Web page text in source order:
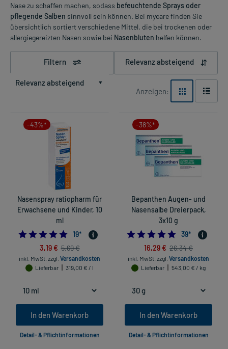
Nase zu schaffen machen, sodass befeuchtende Sprays oder
pflegende Salben sinnvoll sein können. Bei mycare finden Sie
übersichtlich sortiert verschiedene Mittel, die bei trockenen oder
allergiegereizten Nasen sowie bei Nasenbluten helfen können.
Filtern Relevanz absteigend
Relevanz absteigend
Anzeigen:
-43%*
Nasenspray ratiopharm für
Erwachsene und Kinder, 10
ml
4.947368421052632
19*
3,19 € 5,69 €
inkl. MwSt. zzgl. Versandkosten
Lieferbar
319,00 € / l
In den Warenkorb
Detail- & Pflichtinformationen
-38%*
Bepanthen Augen- und
Nasensalbe Dreierpack,
3x10 g
39*
16,29 € 26,34 €
inkl. MwSt. zzgl. Versandkosten
Lieferbar
543,00 € / kg
In den Warenkorb
Detail- & Pflichtinformationen